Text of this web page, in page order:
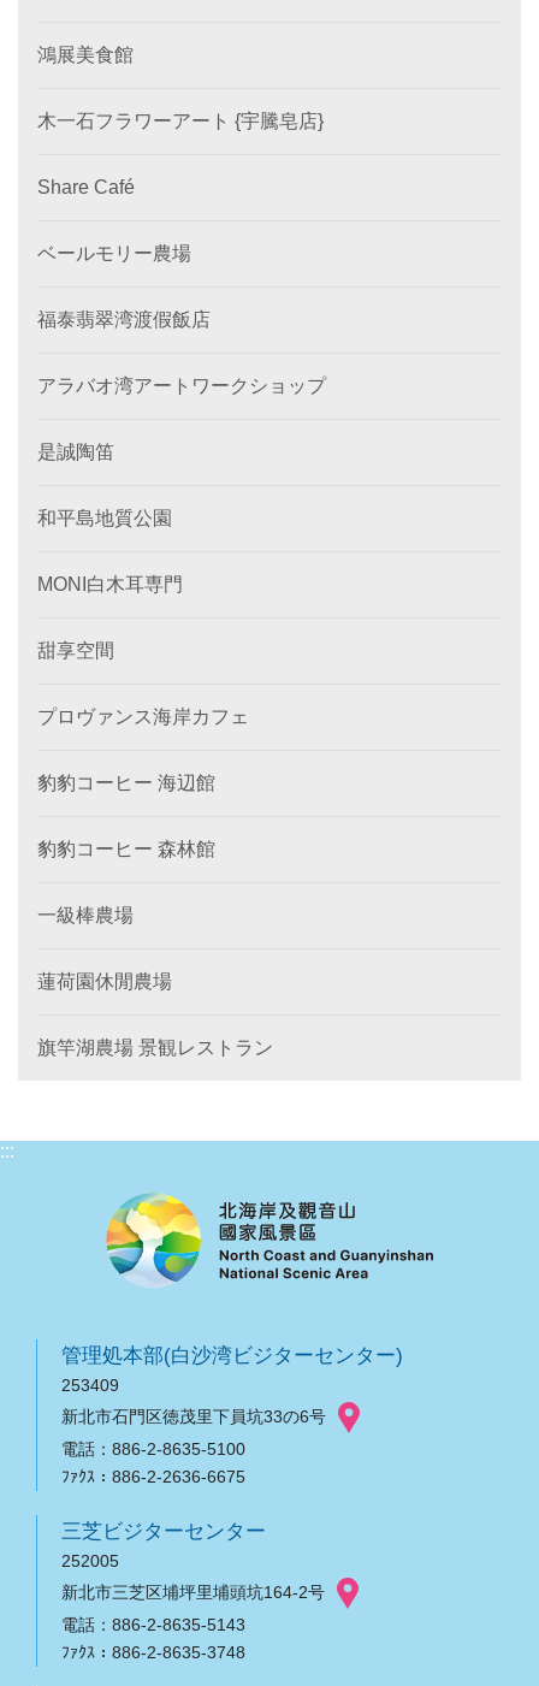
鴻展美食館
木一石フラワーアート {宇騰皂店}
Share Café
ベールモリー農場
福泰翡翠湾渡假飯店
アラバオ湾アートワークショップ
是誠陶笛
和平島地質公園
MONI白木耳専門
甜享空間
プロヴァンス海岸カフェ
豹豹コーヒー 海辺館
豹豹コーヒー 森林館
一級棒農場
蓮荷園休閒農場
旗竿湖農場 景観レストラン
:::
管理処本部(白沙湾ビジターセンター)
253409
新北市石門区徳茂里下員坑33の6号
電話：886-2-8635-5100
ﾌｧｸｽ：886-2-2636-6675
三芝ビジターセンター
252005
新北市三芝区埔坪里埔頭坑164-2号
電話：886-2-8635-5143
ﾌｧｸｽ：886-2-8635-3748